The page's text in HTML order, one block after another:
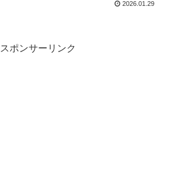
2026.01.29
スポンサーリンク